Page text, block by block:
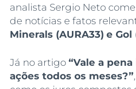
analista Sergio Neto
de notícias e fatos
Minerals (AURA33) e Gol
Já no artigo “Vale a
ações todos os meses?”